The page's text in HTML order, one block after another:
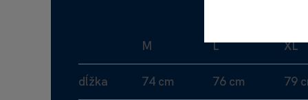
M L XL
dĺžka 74 cm 76 cm 79